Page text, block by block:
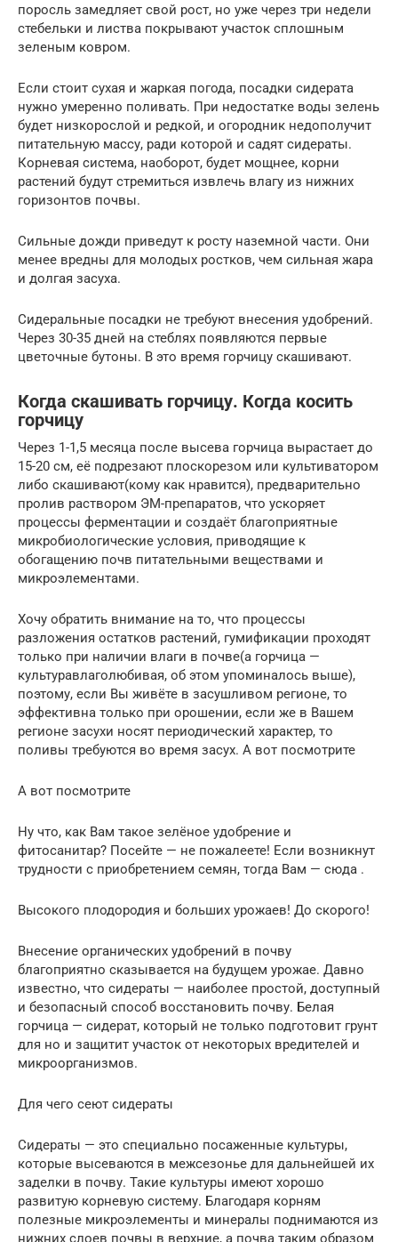
поросль замедляет свой рост, но уже через три недели
стебельки и листва покрывают участок сплошным
зеленым ковром.
Если стоит сухая и жаркая погода, посадки сидерата
нужно умеренно поливать. При недостатке воды зелень
будет низкорослой и редкой, и огородник недополучит
питательную массу, ради которой и садят сидераты.
Корневая система, наоборот, будет мощнее, корни
растений будут стремиться извлечь влагу из нижних
горизонтов почвы.
Сильные дожди приведут к росту наземной части. Они
менее вредны для молодых ростков, чем сильная жара
и долгая засуха.
Сидеральные посадки не требуют внесения удобрений.
Через 30-35 дней на стеблях появляются первые
цветочные бутоны. В это время горчицу скашивают.
Когда скашивать горчицу. Когда косить
горчицу
Через 1-1,5 месяца после высева горчица вырастает до
15-20 см, её подрезают плоскорезом или культиватором
либо скашивают(кому как нравится), предварительно
пролив раствором ЭМ-препаратов, что ускоряет
процессы ферментации и создаёт благоприятные
микробиологические условия, приводящие к
обогащению почв питательными веществами и
микроэлементами.
Хочу обратить внимание на то, что процессы
разложения остатков растений, гумификации проходят
только при наличии влаги в почве(а горчица —
культуравлаголюбивая, об этом упоминалось выше),
поэтому, если Вы живёте в засушливом регионе, то
эффективна только при орошении, если же в Вашем
регионе засухи носят периодический характер, то
поливы требуются во время засух. А вот посмотрите
А вот посмотрите
Ну что, как Вам такое зелёное удобрение и
фитосанитар? Посейте — не пожалеете! Если возникнут
трудности с приобретением семян, тогда Вам — сюда .
Высокого плодородия и больших урожаев! До скорого!
Внесение органических удобрений в почву
благоприятно сказывается на будущем урожае. Давно
известно, что сидераты — наиболее простой, доступный
и безопасный способ восстановить почву. Белая
горчица — сидерат, который не только подготовит грунт
для но и защитит участок от некоторых вредителей и
микроорганизмов.
Для чего сеют сидераты
Сидераты — это специально посаженные культуры,
которые высеваются в межсезонье для дальнейшей их
заделки в почву. Такие культуры имеют хорошо
развитую корневую систему. Благодаря корням
полезные микроэлементы и минералы поднимаются из
нижних слоев почвы в верхние, а почва таким образом